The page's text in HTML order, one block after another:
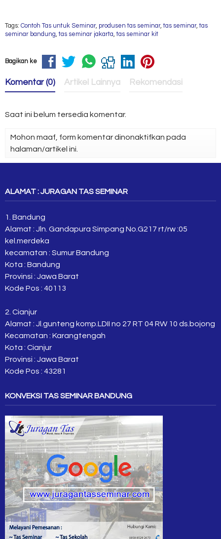
Tags: Contoh Tas untuk Seminar, produsen tas seminar,tas seminar,tas
seminar bandung,tas seminar jakarta,tas seminar kit
Bagikan ke
Komentar (0) Artikel Lainnya Rekomendasi
Saat ini belum tersedia komentar.
Mohon maaf, form komentar dinonaktifkan pada
halaman/artikel ini.
ALAMAT : JURAGAN TAS SEMINAR
1. Bandung
Alamat : Jln. Gandapura Simpang No.G217 rt/rw :05
kel.merdeka
kecamatan : Sumur Bandung
Kota : Bandung
Provinsi : Jawa Barat
Kode Pos : 40113
2. Cianjur
Alamat : Jl.gunteng komp.LDII no 27 RT 04 RW 10 ds.bojong
Kecamatan : Karangtengah
Kota : Cianjur
Provinsi : Jawa Barat
Kode Pos : 43281
KONVEKSI TAS SEMINAR BANDUNG